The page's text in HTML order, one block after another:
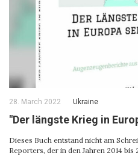
28. March 2022 Ukraine
"Der längste Krieg in
Dieses Buch entstand nicht am
Reporters, der in den Jahren 2014